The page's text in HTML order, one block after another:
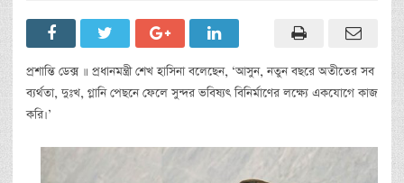
প্রশান্তি ডেক্স ॥ প্রধানমন্ত্রী শেখ হাসিনা বলেছেন, ‘আসুন, নতুন বছরে অতীতের সব
ব্যর্থতা, দুঃখ, গ্লানি পেছনে ফেলে সুন্দর ভবিষ্যৎ বিনির্মাণের লক্ষ্যে একযোগে কাজ
করি।’